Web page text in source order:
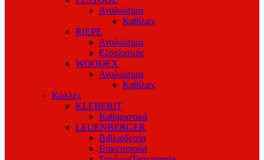
Αναλώσιμα
Καβίλιες
RIEPE
Αναλώσιμα
Εξοπλισμός
WOODEX
Αναλώσιμα
Καβίλιες
Κόλλες
KLEBERIT
Καθαριστικά
LEUENBERGER
Βιβλιοδεσία
Ετικετοποιία